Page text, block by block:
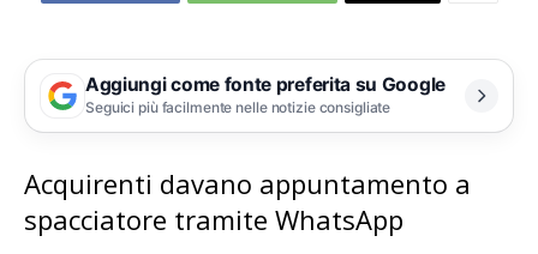
Aggiungi come fonte preferita su Google
Seguici più facilmente nelle notizie consigliate
Acquirenti davano appuntamento a
spacciatore tramite WhatsApp